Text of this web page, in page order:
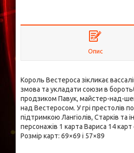
Опис
Король Вестероса зікликає
змова та укладати союзи в
продзиком Павук, майстер-над-
над Вестеросом. У грі престолів
підтримкою Лангіолів, Старків
персонажів 1 карта Вариса 14
Розмір карт: 69×69 і 57×89